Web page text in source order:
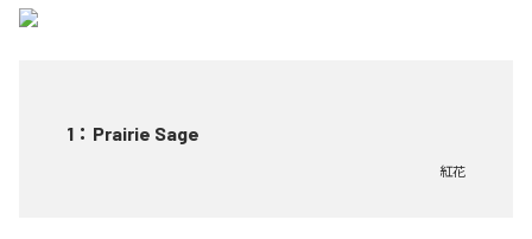
1 ： Prairie Sage
紅花